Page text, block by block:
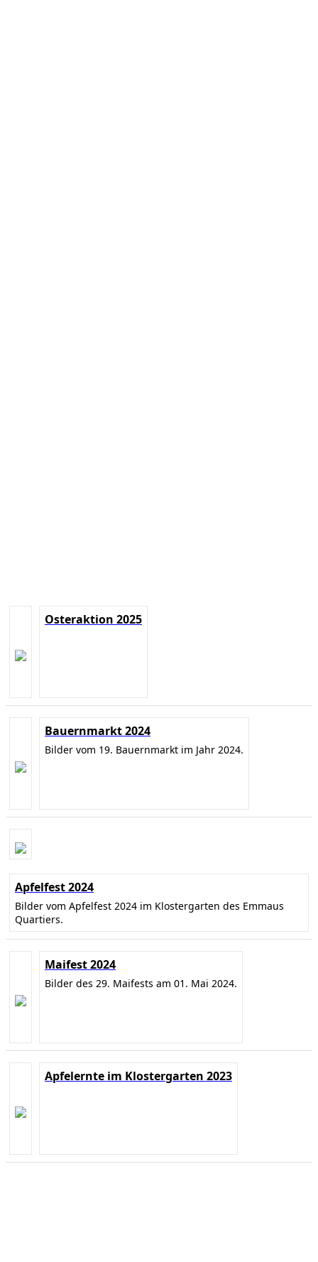
Osteraktion 2025
Bauernmarkt 2024
Bilder vom 19. Bauernmarkt im Jahr 2024.
Apfelfest 2024
Bilder vom Apfelfest 2024 im Klostergarten des Emmaus
Quartiers.
Maifest 2024
Bilder des 29. Maifests am 01. Mai 2024.
Apfelernte im Klostergarten 2023